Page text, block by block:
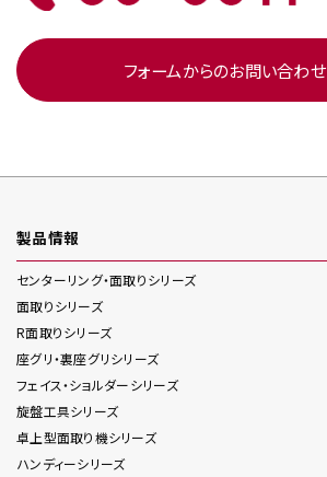
フォームからのお問い合わせ
製品情報
センターリング・面取りシリーズ
面取りシリーズ
R面取りシリーズ
座グリ・裏座グリシリーズ
フェイス・ショルダーシリーズ
旋盤工具シリーズ
卓上型面取り機シリーズ
ハンディーシリーズ